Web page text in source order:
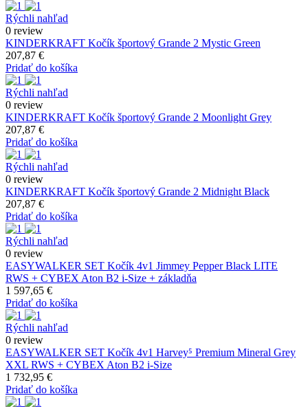
Rýchli nahľad
0 review
KINDERKRAFT Kočík športový Grande 2 Mystic Green
207,87 €
Pridať do košíka
Rýchli nahľad
0 review
KINDERKRAFT Kočík športový Grande 2 Moonlight Grey
207,87 €
Pridať do košíka
Rýchli nahľad
0 review
KINDERKRAFT Kočík športový Grande 2 Midnight Black
207,87 €
Pridať do košíka
Rýchli nahľad
0 review
EASYWALKER SET Kočík 4v1 Jimmey Pepper Black LITE
RWS + CYBEX Aton B2 i-Size + základňa
1 597,65 €
Pridať do košíka
Rýchli nahľad
0 review
EASYWALKER SET Kočík 4v1 Harvey⁵ Premium Mineral Grey
XXL RWS + CYBEX Aton B2 i-Size
1 732,95 €
Pridať do košíka